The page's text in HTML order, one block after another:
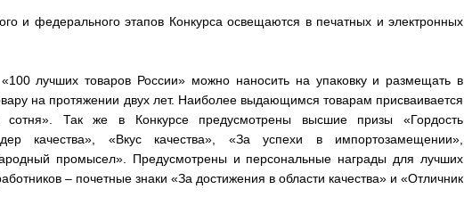
и федерального этапов Конкурса освещаются в печатных и электронных
лучших товаров России» можно наносить на упаковку и размещать в
на протяжении двух лет. Наиболее выдающимся товарам присваивается
сотня». Так же в Конкурсе предусмотрены высшие призы «Гордость
качества», «Вкус качества», «За успехи в импортозамещении»,
промысел». Предусмотрены и персональные награды для лучших
– почетные знаки «За достижения в области качества» и «Отличник